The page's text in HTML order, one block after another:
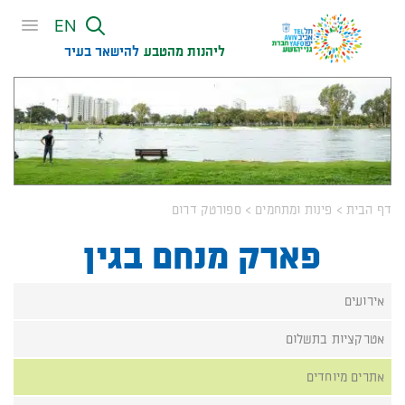
מֻפְעֶלֶת
מַעֲרֶכֶת
נָגִישׁ
בִּקְלִיק
הַמְּסַיַּעַת
לִנְגִישׁוּת
EN
ליהנות מהטבע להישאר בעיר​
דף הבית > פינות ומתחמים > ספורטק דרום
פארק מנחם בגין
אירועים
אטרקציות בתשלום
אתרים מיוחדים